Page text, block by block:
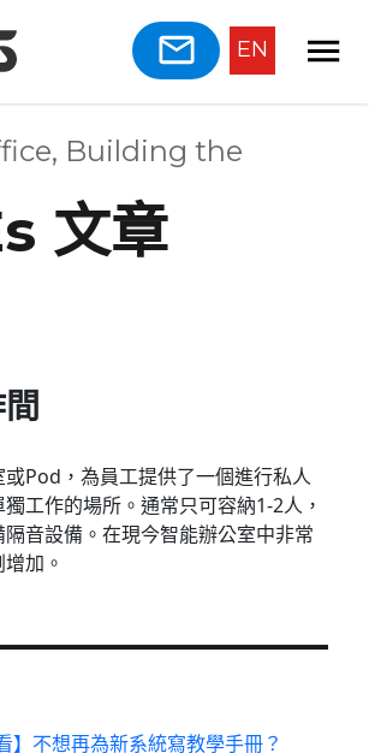
EN
Building the
文章
Pod，為員工提供了一個進行私人
工作的場所。通常只可容納1-2人，
音設備。在現今智能辦公室中非常
加。
】不想再為新系統寫教學手冊？